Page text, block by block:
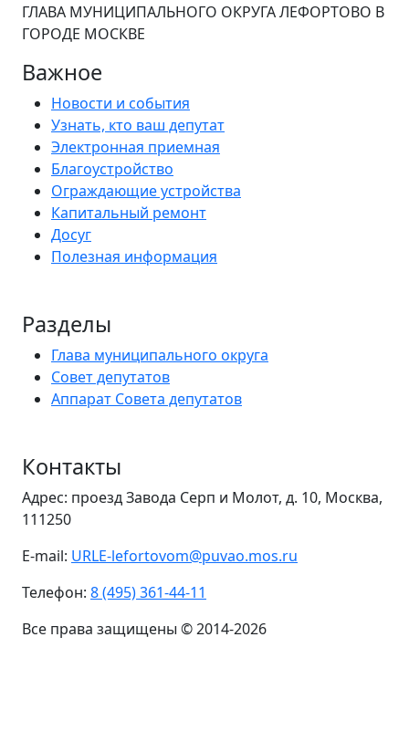
ГЛАВА МУНИЦИПАЛЬНОГО ОКРУГА ЛЕФОРТОВО В
ГОРОДЕ МОСКВЕ
Важное
Новости и события
Узнать, кто ваш депутат
Электронная приемная
Благоустройство
Ограждающие устройства
Капитальный ремонт
Досуг
Полезная информация
Разделы
Глава муниципального округа
Совет депутатов
Аппарат Совета депутатов
Контакты
Адрес: проезд Завода Серп и Молот, д. 10, Москва,
111250
E-mail: URLE-lefortovom@puvao.mos.ru
Телефон: 8 (495) 361-44-11
Все права защищены © 2014-2026